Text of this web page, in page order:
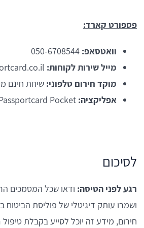
פספורט קארד:
וואטסאפ:
מייל שירות לקוחות:
מוקד חירום טלפוני: שיחת חינם
אפליקציה:
לסיכום
רגע לפני הטיסה: ודאו שכל המסמכים
ושמרו עותק דיגיטלי של פוליסת
חירום, מידע זה יוכל לסייע בקבלת